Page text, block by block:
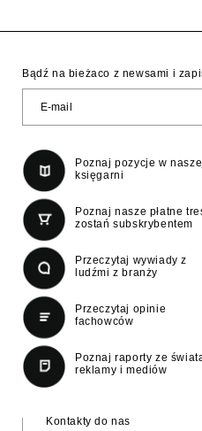
Bądź na bieżaco z newsami i
Poznaj pozycje w
księgarni
Poznaj nasze płatne
zostań subskrybentem
Przeczytaj wywiady z
ludźmi z branży
Przeczytaj opinie
fachowców
Poznaj raporty ze
reklamy i mediów
Kontakty do nas